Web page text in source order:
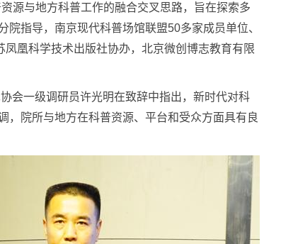
源与地方科普工作的融合交叉思路，旨在探索多
指导，南京现代科普场馆联盟50多家成员单位、
凰科学技术出版社协办，北京微创博志教育有限
会一级调研员许光明在致辞中指出，新时代对科
，院所与地方在科普资源、平台和受众方面具有良